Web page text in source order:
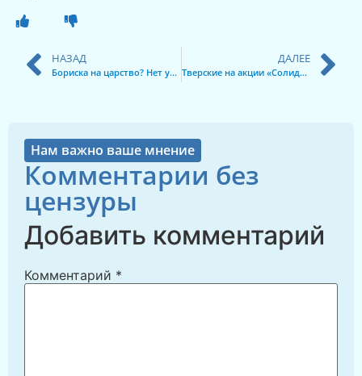
НАЗАД
Бориска на царство? Нет условка…
ДАЛЕЕ
Тверские на акции «Солидарности»!
Нам важно ваше мнение
Комментарии без
цензуры
Добавить комментарий
Комментарий *